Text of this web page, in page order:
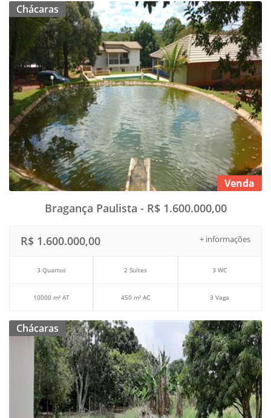
Chácaras
Venda
Bragança Paulista - R$ 1.600.000,00
+ informações
R$ 1.600.000,00
3 Quartos 2 Suítes 3 WC
10000 m² AT 450 m² AC 3 Vaga
Chácaras